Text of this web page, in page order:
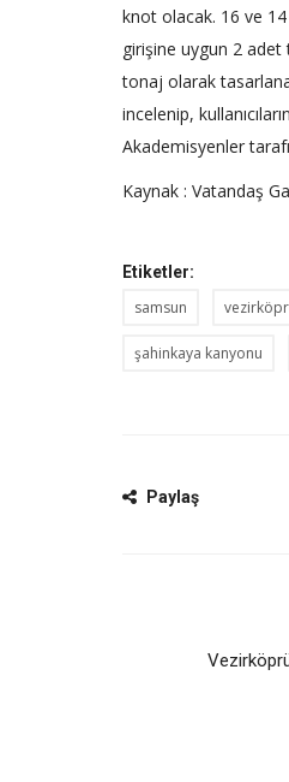
knot olacak. 16 ve
girişine uygun 2 adet
tonaj olarak
incelenip,
Akademisyenler
Kaynak : Vatandaş
Etiketler:
samsun
şahinkaya kanyonu
Paylaş